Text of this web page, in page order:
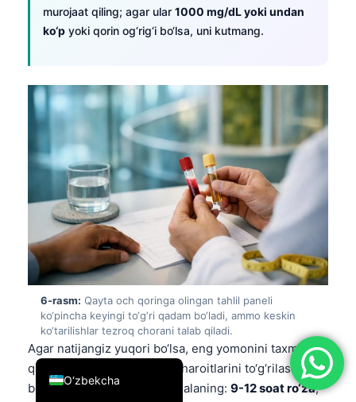
murojaat qiling; agar ular 1000 mg/dL yoki undan
ko‘p yoki qorin og‘rig‘i bo‘lsa, uni kutmang.
6-rasm: Qayta och qoringa olingan tahlil paneli
ko‘pincha keyingi to‘g‘ri qadam bo‘ladi, ammo keskin
ko‘tarilishlar tezroq chorani talab qiladi.
Agar natijangiz yuqori bo‘lsa, eng yomonini taxmin
qilishdan oldin avval tahlil sharoitlarini to‘g‘rilashdan
boshlang. Quyidagidan foydalaning: 9-12 soat ro‘za,
O‘zbekcha
English
Deutsch
العربية
Français
עִבְרִית
Italiano
Español
Português
Ελληνικά
Türkçe
Română
فارسی
Български